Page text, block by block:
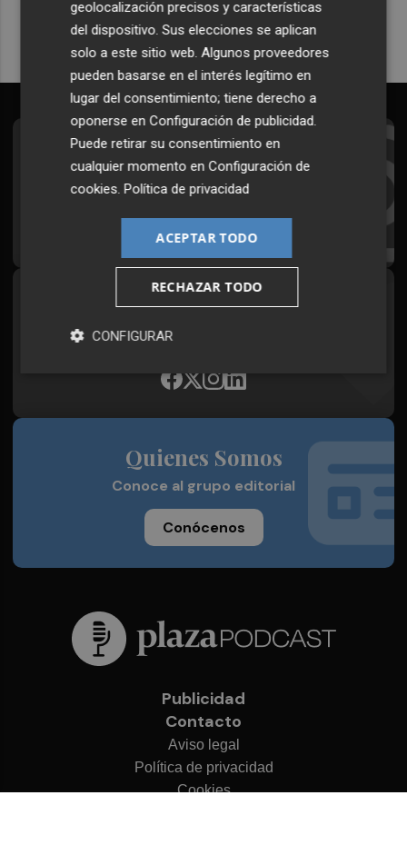
Suscríbete al Boletín
Todos los días a primera hora en tu email
Síguenos en redes
Plaza Podcast, desde cualquier medio
Quienes Somos
Conoce al grupo editorial
Conócenos
Publicidad
Contacto
Aviso legal
Política de privacidad
Cookies
geolocalización precisos y características
del dispositivo. Sus elecciones se aplican
solo a este sitio web. Algunos proveedores
pueden basarse en el interés legítimo en
lugar del consentimiento; tiene derecho a
oponerse enConfiguración de publicidad.
Puede retirar su consentimiento en
cualquier momento enConfiguración de
cookies.Política de privacidad
ACEPTAR TODO
RECHAZAR TODO
CONFIGURAR